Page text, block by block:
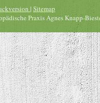
| Sitemap
Praxis Agnes Knapp-